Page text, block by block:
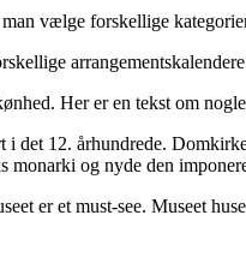
vælge forskellige
Her er en tekst om
12. århundrede.
og nyde den
er et must-see. Museet